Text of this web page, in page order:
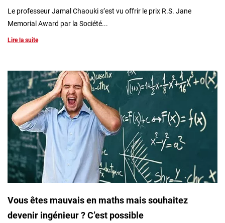
Le professeur Jamal Chaouki s’est vu offrir le prix R.S. Jane
Memorial Award par la Société...
Lire la suite
Vous êtes mauvais en maths mais souhaitez
devenir ingénieur ? C’est possible